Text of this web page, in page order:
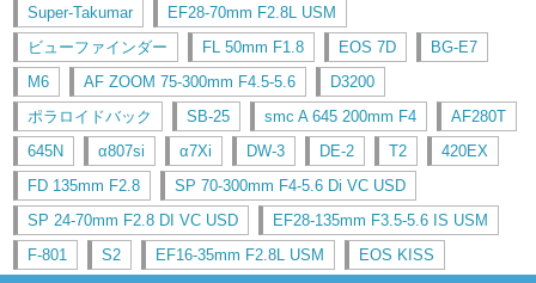
Super-Takumar
EF28-70mm F2.8L USM
ビューファインダー
FL 50mm F1.8 EOS 7D
BG-E7
M6
AF ZOOM 75-300mm F4.5-5.6
D3200
ポラロイドバック
SB-25 smc A 645 200mm F4
AF280T
645N
α807si α7Xi DW-3 DE-2 T2
420EX
FD 135mm F2.8
SP 70-300mm F4-5.6 Di VC USD
SP 24-70mm F2.8 DI VC USD
EF28-135mm F3.5-5.6 IS USM
F-801
S2 EF16-35mm F2.8L USM EOS KISS